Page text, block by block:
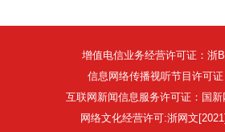
增值电信业务经营许可证：浙
信息网络传播视听节目许可
互联网新闻信息服务许可证：国新
网络文化经营许可:浙网文